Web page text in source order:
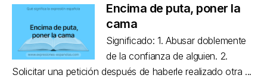
Encima de puta, poner la
cama
Significado: 1. Abusar doblemente
de la confianza de alguien. 2.
Solicitar una petición después de haberle realizado otra ...